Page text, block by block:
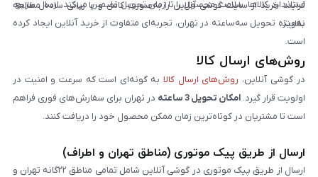
استاندارد کالاها، سلامت محصول را تا زمان تحویل تضمین می‌کند. ارسال سریع،
به‌ویژه تحویل سه‌ساعته در تهران، تجربه‌ای متفاوت از خرید آنلاین ایجاد کرده
است.
فرایند خرید از سایت گوشی آنلاین را به‌صورت کامل و با زبانی ساده مطالعه
نمایند.
روش‌های ارسال کالا
در گوشی آنلاین، روش‌های ارسال کالا به گونه‌ای است که سرعت و امنیت در
اولویت قرار گیرد. امکان تحویل 3 ساعته
در تهران برای سفارش‌های فوری فراهم
است تا مشتریان در کوتاه‌ترین زمان ممکن محصول خود را دریافت کنند.
ارسال از طریق پیک موتوری (مناطق تهران و اطراف)
ارسال از طریق پیک موتوری در گوشی آنلاین شامل تمامی مناطق ۲۲گانه تهران و